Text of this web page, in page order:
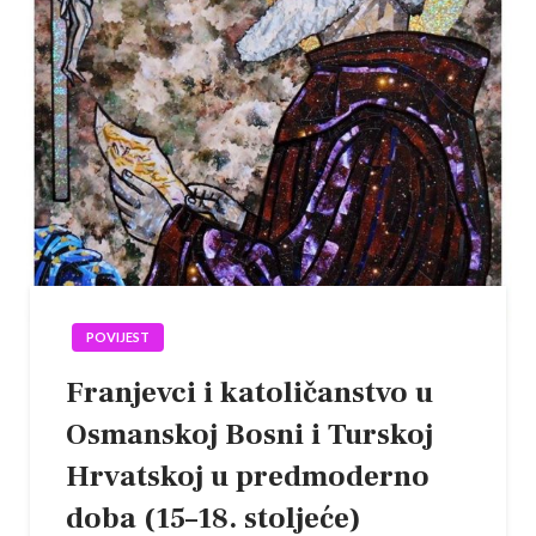
POVIJEST
Franjevci i katoličanstvo u
Osmanskoj Bosni i Turskoj
Hrvatskoj u predmoderno
doba (15–18. stoljeće)